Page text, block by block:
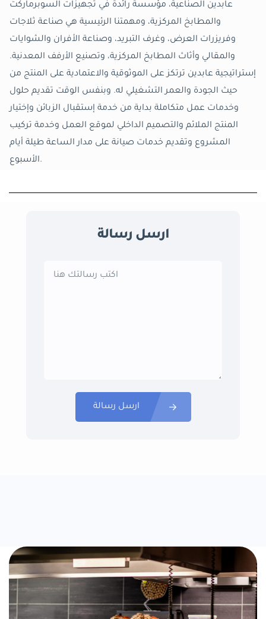
عابدين الصناعية، مؤسسة رائدة في تجهيزات السوبرماركت
والمطابخ المركزية، ومهمتنا الرئيسية هي صناعة ثلاجات
وفريزرات العرض، وغرف التبريد، وصناعة الأفران والشوايات
والمقالي وأثاث المطابخ المركزية، وتصنيع الأرفف المعدنية.
إستراتيجية عابدين ترتكز على الموثوقية والاعتمادية على المنتج من
حيث الجودة والعمر التشغيلي له. وبنفس الوقت تقديم حلول
وخدمات عمل متكاملة بداية من خدمة إستقبال الزبائن وإختيار
المنتج الملائم والتصميم الداخلي لموقع العمل وخدمة تركيب
المشروع وتقديم خدمات صيانة على مدار الساعة طيلة أيام
الأسبوع.
ارسل رسالة
ارسل رسالة